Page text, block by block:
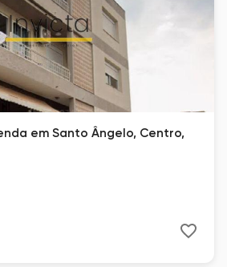
em Santo Ângelo, Centro,